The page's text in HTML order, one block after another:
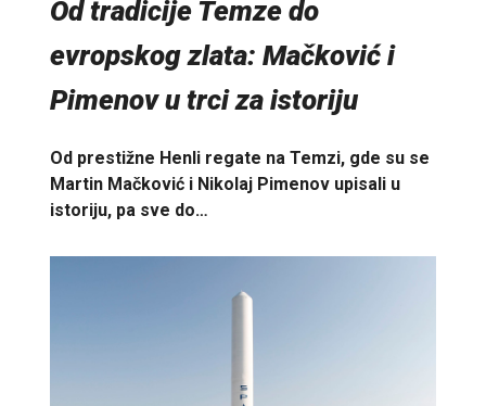
Od tradicije Temze do
evropskog zlata: Mačković i
Pimenov u trci za istoriju
Od prestižne Henli regate na Temzi, gde su se
Martin Mačković i Nikolaj Pimenov upisali u
istoriju, pa sve do…